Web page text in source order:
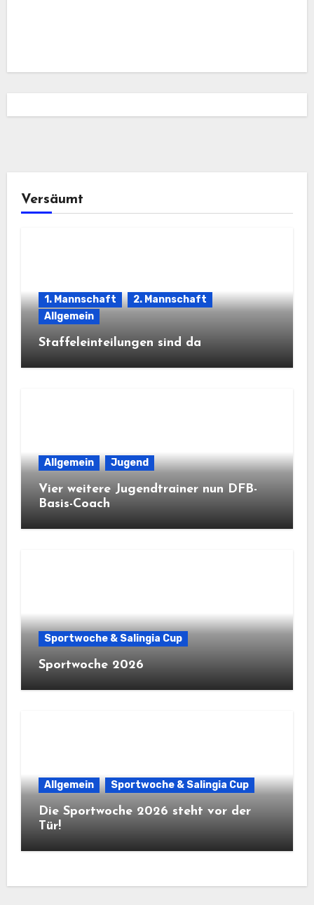
Versäumt
1. Mannschaft
2. Mannschaft
Allgemein
Staffeleinteilungen sind da
Allgemein Jugend
Vier weitere Jugendtrainer nun DFB-
Basis-Coach
Sportwoche & Salingia Cup
Sportwoche 2026
Allgemein Sportwoche & Salingia Cup
Die Sportwoche 2026 steht vor der
Tür!